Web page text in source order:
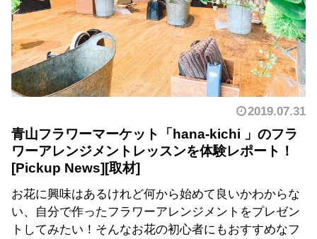
2019.07.31
青山フラワーマーケット「hana-kichi 」のフラ
ワーアレンジメントレッスンを体験レポート！
お花に興味はあるけれど何から始めて良いかわからな
い、自分で作ったフラワーアレンジメントをプレゼン
トしてみたい！そんなお花の初心者にもおすすめなフ